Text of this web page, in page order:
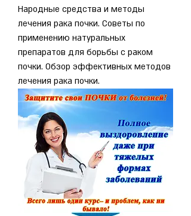
Народные средства и методы
лечения рака почки. Советы по
применению натуральных
препаратов для борьбы с раком
почки. Обзор эффективных методов
лечения рака почки.